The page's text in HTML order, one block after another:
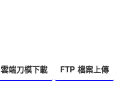
雲端刀模下載 FTP 檔案上傳